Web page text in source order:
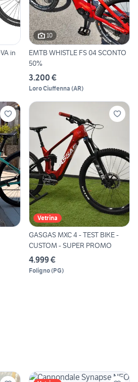
in
10
EMTB WHISTLE FS 04 SCONTO
50%
3.200 €
Loro Ciuffenna (AR)
Vetrina
GASGAS MXC 4 - TEST BIKE -
CUSTOM - SUPER PROMO
4.999 €
Foligno(PG)